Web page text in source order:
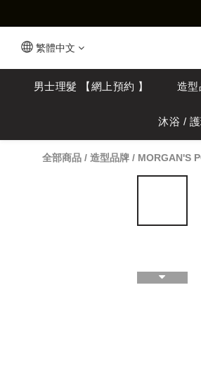
繁體中文
男士理髮 【網上預約 】 造型
沐浴 /
全部商品 / 造型品牌 / MORGAN'S